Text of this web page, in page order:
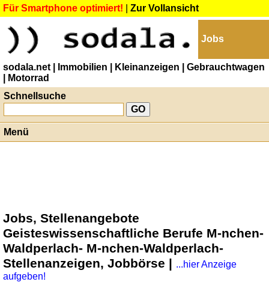
Für Smartphone optimiert! Zur Vollansicht
Jobs
sodala.net | Immobilien | Kleinanzeigen
| Gebrauchtwagen
| Motorrad
Schnellsuche
Menü
Jobs, Stellenangebote
Geisteswissenschaftliche Berufe M-nchen-
Waldperlach- M-nchen-Waldperlach-
Stellenanzeigen, Jobbörse | ...hier Anzeige
aufgeben!